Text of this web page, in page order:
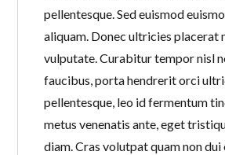
pellentesque. Sed euismod
aliquam. Donec ultricies placerat
vulputate. Curabitur tempor nisl
faucibus, porta hendrerit orci
pellentesque, leo id fermentum
metus venenatis ante, eget
diam. Cras volutpat quam non dui